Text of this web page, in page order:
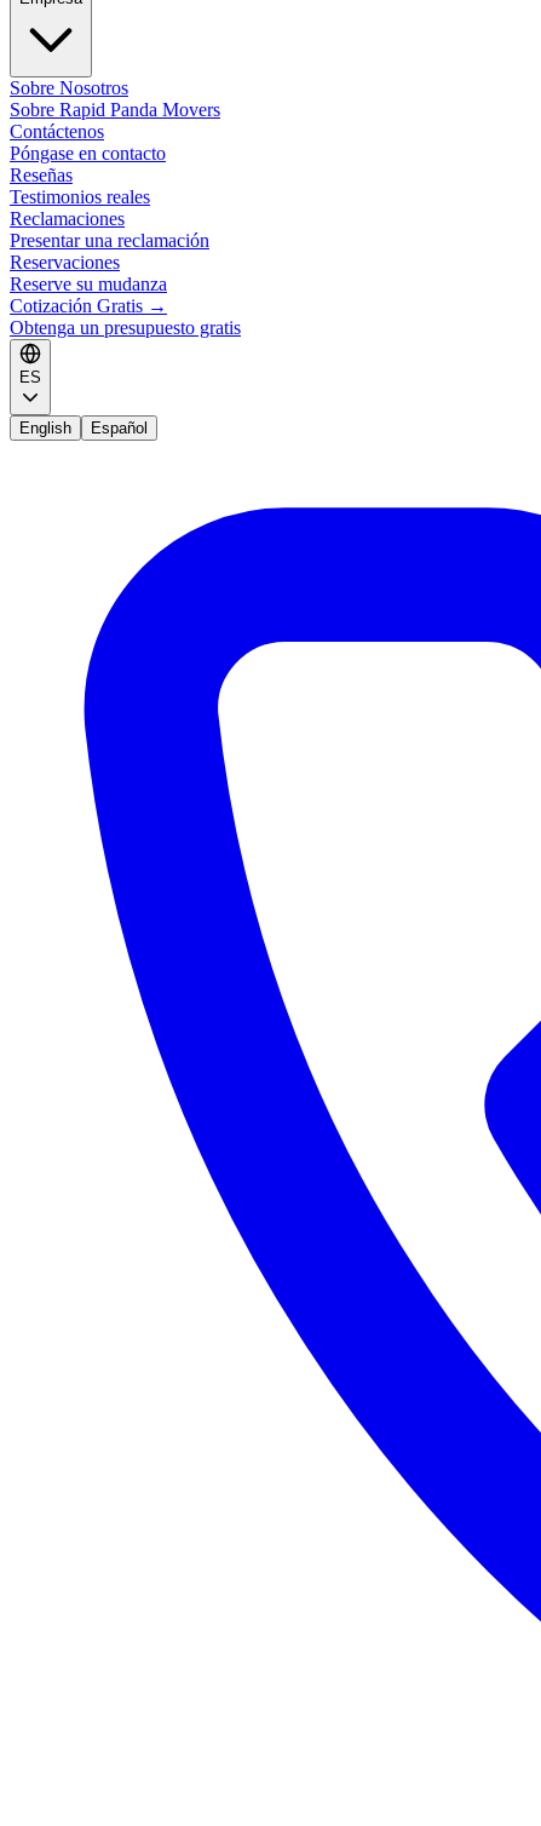
Sobre Nosotros
Sobre Rapid Panda Movers
Contáctenos
Póngase en contacto
Reseñas
Testimonios reales
Reclamaciones
Presentar una reclamación
Reservaciones
Reserve su mudanza
Cotización Gratis →
Obtenga un presupuesto gratis
ES
English Español